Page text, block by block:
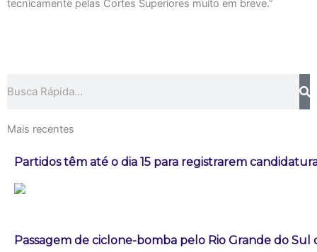
tecnicamente pelas Cortes Superiores muito em breve.”
Mais recentes
Partidos têm até o dia 15 para registrarem
Passagem de ciclone-bomba pelo Rio Grande do